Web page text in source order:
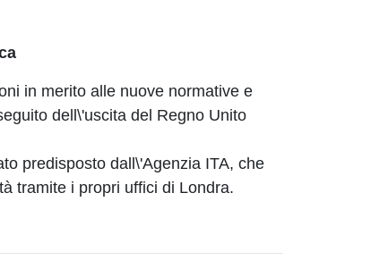
in merito alle nuove normative e
dell\'uscita del Regno Unito
predisposto dall\'Agenzia ITA, che
tramite i propri uffici di Londra.